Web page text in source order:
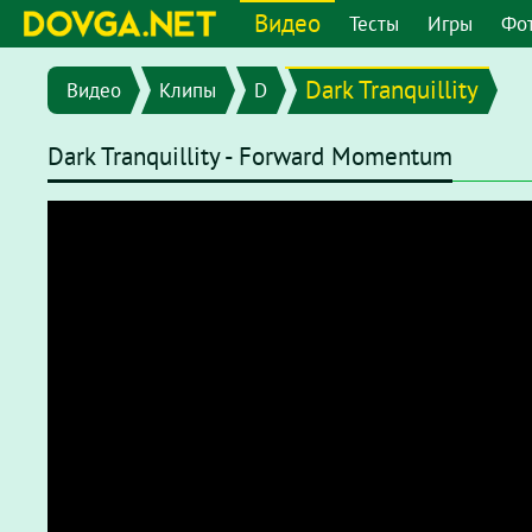
Видео Тесты Игры
Видео Клипы D Dark Tranquillity
Dark Tranquillity - Forward Momentum